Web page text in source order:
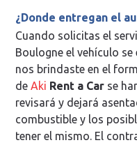
¿Donde entregan el
Cuando solicitas el
Boulogne el vehículo
nos brindaste en el
deAki Rent a Car se
revisará y dejará
combustible y los
tener el mismo. El